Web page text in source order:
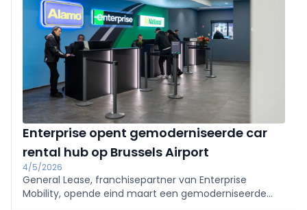
Enterprise opent gemoderniseerde car
rental hub op Brussels Airport
4/5/2026
General Lease, franchisepartner van Enterprise
Mobility, opende eind maart een gemoderniseerde